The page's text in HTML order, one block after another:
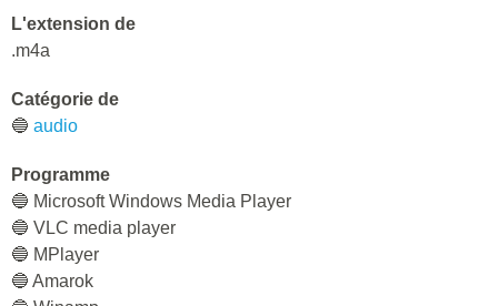
L'extension de
.m4a
Catégorie de
🔵 audio
Programme
🔵 Microsoft Windows Media Player
🔵 VLC media player
🔵 MPlayer
🔵 Amarok